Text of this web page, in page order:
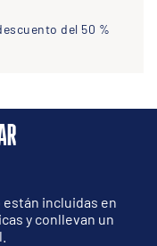
del 50 %
incluidas en
y conllevan un